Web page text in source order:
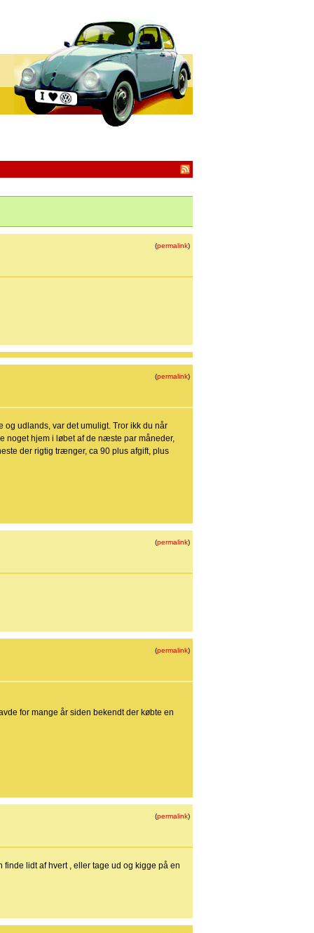
(permalink)
(permalink)
og udlands, var det umuligt. Tror ikk du når
noget hjem i løbet af de næste par måneder,
der rigtig trænger, ca 90 plus afgift, plus
(permalink)
(permalink)
for mange år siden bekendt der købte en
(permalink)
lidt af hvert , eller tage ud og kigge på en